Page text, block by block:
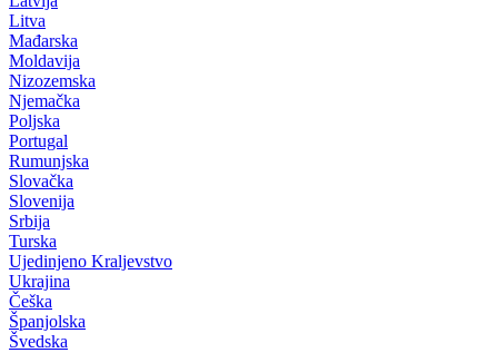
Litva
Mađarska
Moldavija
Nizozemska
Njemačka
Poljska
Portugal
Rumunjska
Slovačka
Slovenija
Srbija
Turska
Ujedinjeno Kraljevstvo
Ukrajina
Češka
Španjolska
Švedska